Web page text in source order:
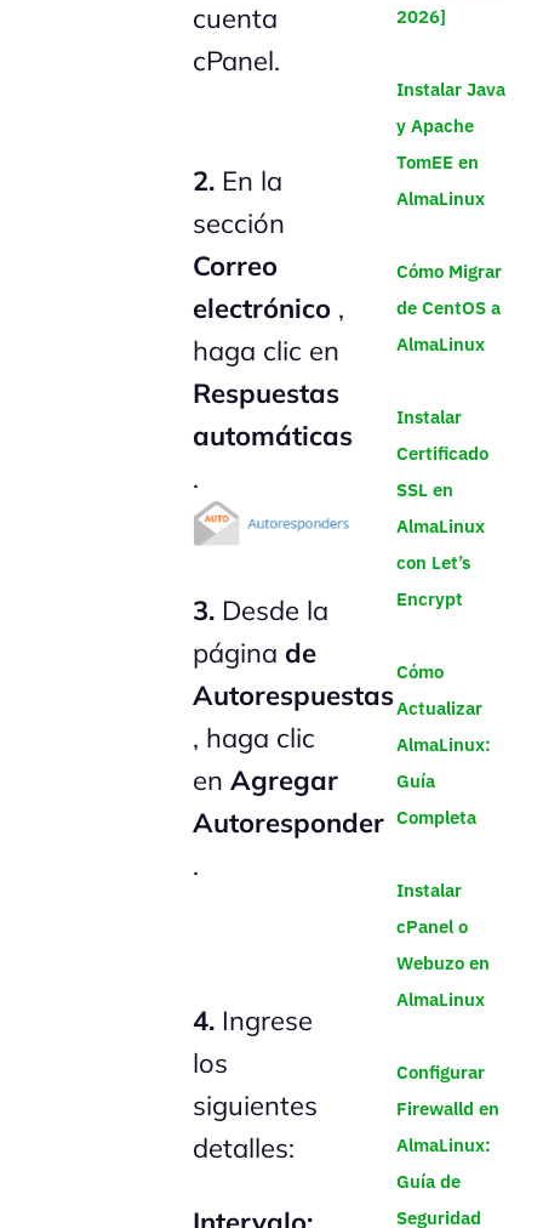
cuenta
cPanel.
2. En la
sección
Correo
electrónico ,
haga clic en
Respuestas
automáticas
.
3. Desde la
página de
Autorespuestas
, haga clic
enAgregar
Autoresponder
.
4. Ingrese
los
siguientes
detalles:
2026]
Instalar Java
y Apache
TomEE en
AlmaLinux
Cómo Migrar
de CentOS a
AlmaLinux
Instalar
Certificado
SSL en
AlmaLinux
con Let’s
Encrypt
Cómo
Actualizar
AlmaLinux:
Guía
Completa
Instalar
cPanel o
Webuzo en
AlmaLinux
Configurar
Firewalld en
AlmaLinux:
Guía de
Seguridad